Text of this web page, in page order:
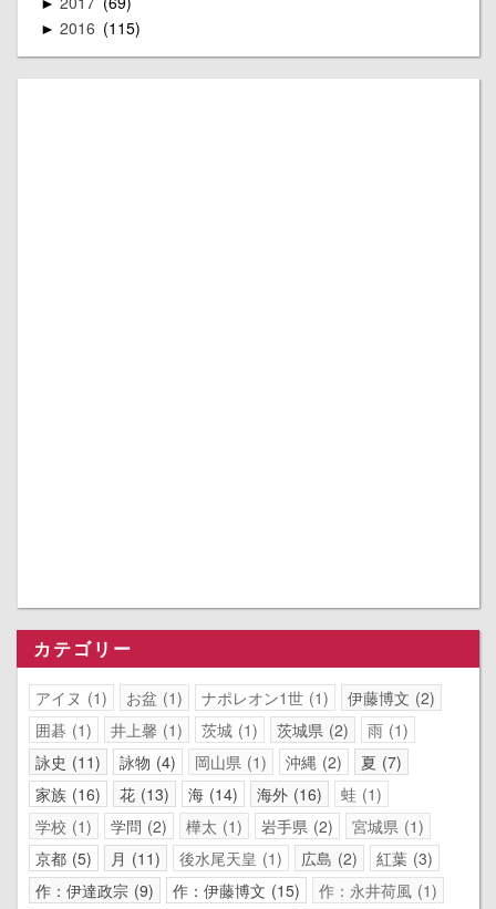
► 2016 115
カテゴリー
アイヌ 1 お盆 1 ナポレオン1世 1 伊藤博文 2
囲碁 1 井上馨 1 茨城 1 茨城県 2 雨 1
詠史
11 詠物 4 岡山県 1 沖縄 2 夏 7
家族 16 花 13 海 14 海外 16 蛙 1
学校 1 学問 2 樺太 1 岩手県 2 宮城県 1
京都 5 月 11 後水尾天皇 1 広島 2 紅葉 3
作：伊達政宗 9 作：伊藤博文 15 作：永井荷風 1